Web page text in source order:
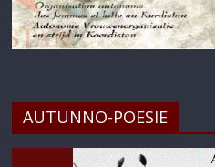
AUTUNNO-POESIE